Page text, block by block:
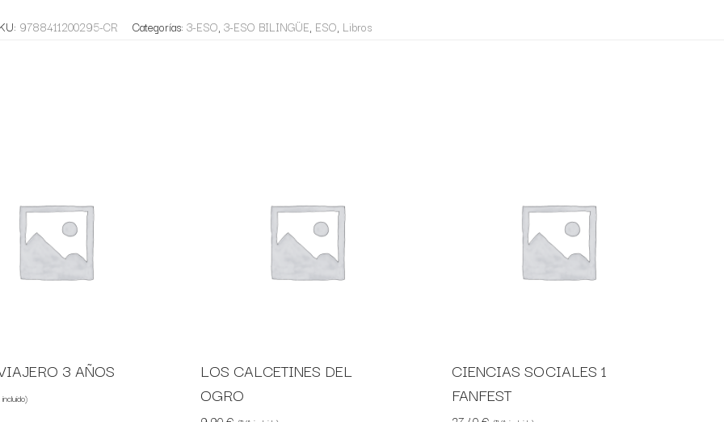
9788411200295-CR Categorías: 3-ESO, 3-ESO BILINGÜE, ESO, Libros
3 AÑOS
LOS CALCETINES DEL
OGRO
CIENCIAS SOCIALES 1
FANFEST